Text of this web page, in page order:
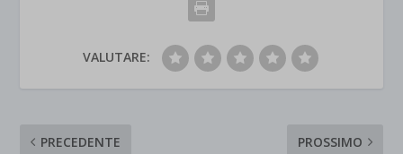
VALUTARE:
PRECEDENTE PROSSIMO